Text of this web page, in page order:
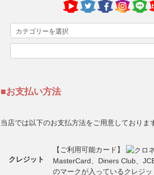
■お支払い方法
当店では以下のお支払方法をご用意しておりま
クレジット
【ご利用可能カード】
MasterCard、Diners Club、
のマークが入っているクレジ